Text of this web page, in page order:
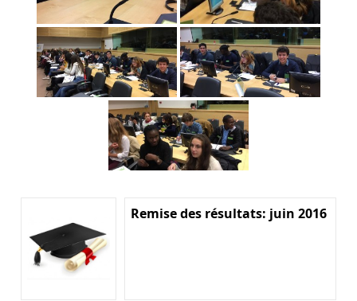
Remise des résultats: juin 2016